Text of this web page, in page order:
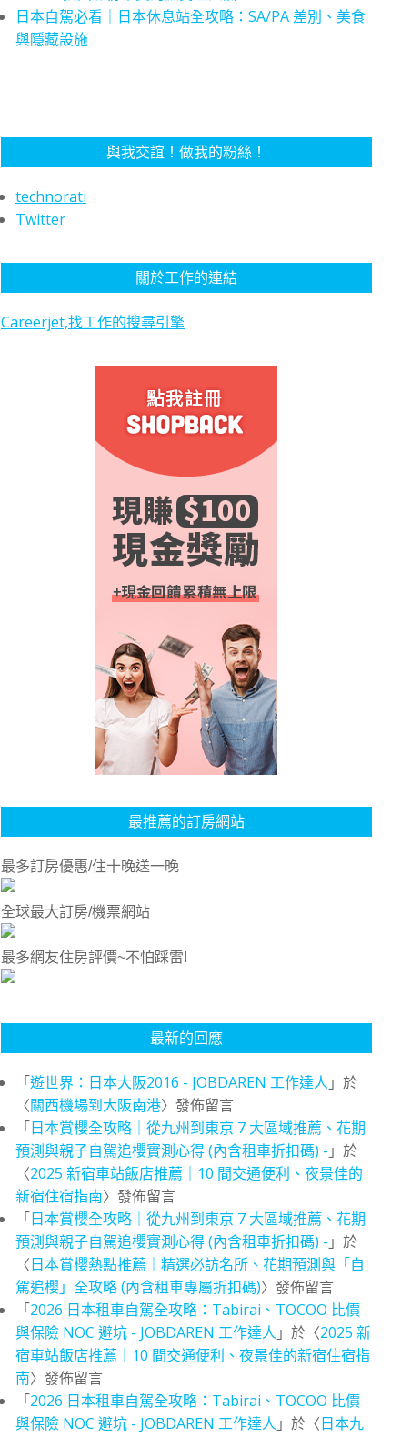
日本自駕必看｜日本休息站全攻略：SA/PA 差別、美食
與隱藏設施
與我交誼！做我的粉絲！
technorati
Twitter
關於工作的連結
Careerjet,找工作的搜尋引擎
最推薦的訂房網站
最多訂房優惠/住十晚送一晚
全球最大訂房/機票網站
最多網友住房評價~不怕踩雷!
最新的回應
「遊世界：日本大阪2016 - JOBDAREN 工作達人 」於
〈關西機場到大阪南港〉發佈留言
「日本賞櫻全攻略｜從九州到東京 7 大區域推薦、花期
預測與親子自駕追櫻實測心得 (內含租車折扣碼) - 」於
〈2025 新宿車站飯店推薦｜10 間交通便利、夜景佳的
新宿住宿指南〉發佈留言
「日本賞櫻全攻略｜從九州到東京 7 大區域推薦、花期
預測與親子自駕追櫻實測心得 (內含租車折扣碼) - 」於
〈日本賞櫻熱點推薦｜精選必訪名所、花期預測與「自
駕追櫻」全攻略 (內含租車專屬折扣碼)〉發佈留言
「2026 日本租車自駕全攻略：Tabirai、TOCOO 比價
與保險 NOC 避坑 - JOBDAREN 工作達人 」於〈2025 新
宿車站飯店推薦｜10 間交通便利、夜景佳的新宿住宿指
南〉發佈留言
「2026 日本租車自駕全攻略：Tabirai、TOCOO 比價
與保險 NOC 避坑 - JOBDAREN 工作達人 」於〈日本九